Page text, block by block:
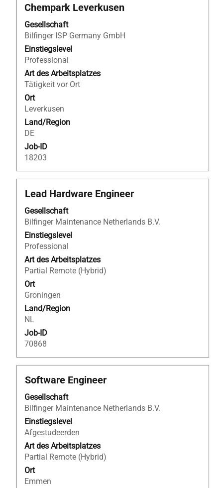
Chempark Leverkusen
Gesellschaft
Bilfinger ISP Germany GmbH
Einstiegslevel
Professional
Art des Arbeitsplatzes
Tätigkeit vor Ort
Ort
Leverkusen
Land/Region
DE
Job-ID
18203
Sie
die
Leertaste,
um
die
Stelleninformationen
vollständig
anzuzeigen.
Stellenbezeichnung
Lead Hardware Engineer
Gesellschaft
Bilfinger Maintenance Netherlands B.V.
Einstiegslevel
Professional
Art des Arbeitsplatzes
Partial Remote (Hybrid)
Ort
Groningen
Land/Region
NL
Job-ID
70868
Drücken
die
Leertaste,
um
die
Stelleninformationen
vollständig
anzuzeigen.
Stellenbezeichnung
Software Engineer
Gesellschaft
Bilfinger Maintenance Netherlands B.V.
Einstiegslevel
Afgestudeerden
Art des Arbeitsplatzes
Partial Remote (Hybrid)
Ort
Emmen
Drücken
die
Leertaste,
um
die
Stelleninformationen
vollständig
anzuzeigen.